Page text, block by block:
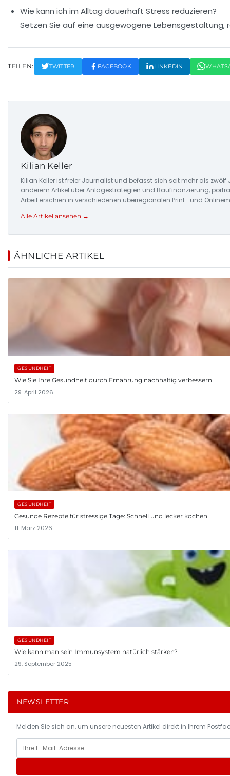
Wie kann ich im Alltag dauerhaft Stress reduzieren?
Setzen Sie auf eine ausgewogene Lebensgestaltung,
TEILEN: TWITTER FACEBOOK LINKEDIN
Kilian Keller
Kilian Keller ist freier Journalist und befasst sich seit mehr als
anderem Artikel über Anlagestrategien und Baufinanzierung,
Arbeit erschien in verschiedenen überregionalen Print- und
Alle Artikel ansehen →
ÄHNLICHE ARTIKEL
GESUNDHEIT
Wie Sie Ihre Gesundheit durch Ernährung nachhaltig verbessern
29. April 2026
GESUNDHEIT
Gesunde Rezepte für stressige Tage: Schnell und lecker kochen
11. März 2026
GESUNDHEIT
Wie kann man sein Immunsystem natürlich stärken?
29. September 2025
NEWSLETTER
Melden Sie sich an, um unsere neuesten Artikel direkt in Ihrem